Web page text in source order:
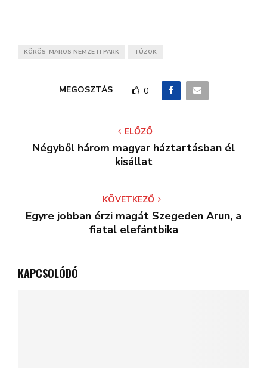
KÖRÖS-MAROS NEMZETI PARK TÚZOK
MEGOSZTÁS 0
ELŐZŐ
Négyből három magyar háztartásban él
kisállat
KÖVETKEZŐ
Egyre jobban érzi magát Szegeden Arun, a
fiatal elefántbika
KAPCSOLÓDÓ